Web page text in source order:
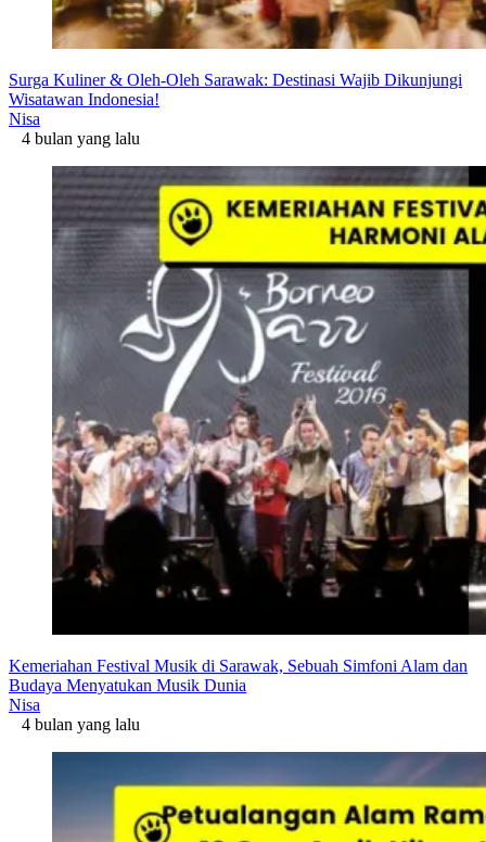
Surga Kuliner & Oleh-Oleh Sarawak: Destinasi Wajib Dikunjungi
Wisatawan Indonesia!
Nisa
4 bulan yang lalu
Kemeriahan Festival Musik di Sarawak, Sebuah Simfoni Alam dan
Budaya Menyatukan Musik Dunia
Nisa
4 bulan yang lalu